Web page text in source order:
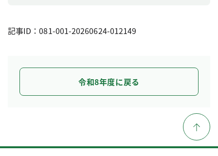
記事ID：081-001-20260624-012149
令和8年度に戻る